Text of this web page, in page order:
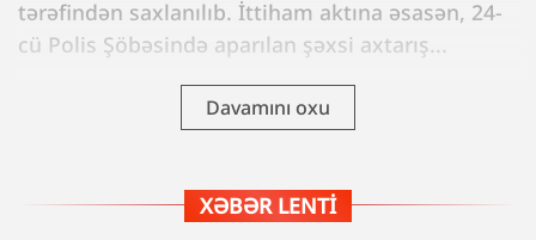
tərəfindən saxlanılıb. İttiham aktına əsasən, 24-
cü Polis Şöbəsində aparılan şəxsi axtarış...
Davamını oxu
XƏBƏR LENTI